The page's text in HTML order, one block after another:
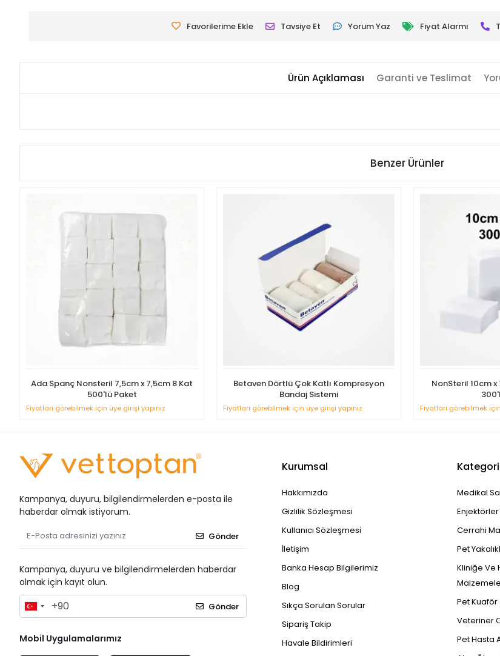
Favorilerime Ekle Tavsiye Et Yorum Yaz Fiyat Alarmı
Ürün Açıklaması Garanti ve Teslimat
Benzer Ürünler
Ada Spanç Nonsteril 7,5cm x 7,5cm 8 Kat
500'lü Paket
Fiyatları görebilmek için üye girişi yapınız
Betaven Dörtlü Çok Katlı Kompresyon
Bandaj Sistemi
Fiyatları görebilmek için üye girişi yapınız
NonSteril 10cm x
Fiyatları görebilmek
Kampanya, duyuru, bilgilendirmelerden e-posta ile
haberdar olmak istiyorum.
Gönder
Kampanya, duyuru ve bilgilendirmelerden haberdar
olmak için kayıt olun.
Gönder
Mobil Uygulamalarımız
Kurumsal
Hakkımızda
Gizlilik Sözleşmesi
Kullanıcı Sözleşmesi
İletişim
Banka Hesap Bilgilerimiz
Blog
Sıkça Sorulan Sorular
Sipariş Takip
Havale Bildirimleri
Medikal
Enjektörler
Cerrahi
Pet
Kliniğe Ve
Pet Kuaför
Veteriner
Pet Hasta